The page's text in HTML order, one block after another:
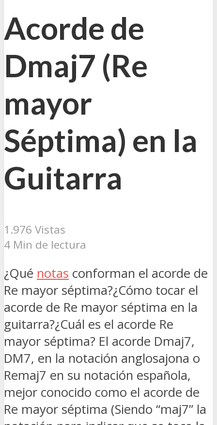
Acorde de
Dmaj7 (Re
mayor
Séptima) en la
Guitarra
1.976 Vistas
4 Min de lectura
¿Qué notas conforman el acorde de
Re mayor séptima?¿Cómo tocar el
acorde de Re mayor séptima en la
guitarra?¿Cuál es el acorde Re
mayor séptima? El acorde Dmaj7,
DM7, en la notación anglosajona o
Remaj7 en su notación española,
mejor conocido como el acorde de
Re mayor séptima (Siendo “maj7” la